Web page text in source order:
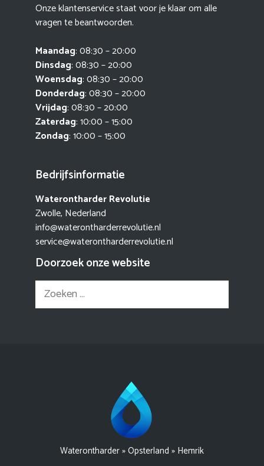
Onze klantenservice staat voor je klaar om alle
vragen te beantwoorden.
Maandag: 08:30 – 20:00
Dinsdag: 08:30 – 20:00
Woensdag: 08:30 – 20:00
Donderdag: 08:30 – 20:00
Vrijdag: 08:30 – 20:00
Zaterdag: 10:00 – 15:00
Zondag: 10:00 – 15:00
Bedrijfsinformatie
Waterontharder Revolutie
Zwolle, Nederland
info@waterontharderrevolutie.nl
service@waterontharderrevolutie.nl
Doorzoek onze website
Zoek
naar:
Waterontharder»Opsterland » Hemrik